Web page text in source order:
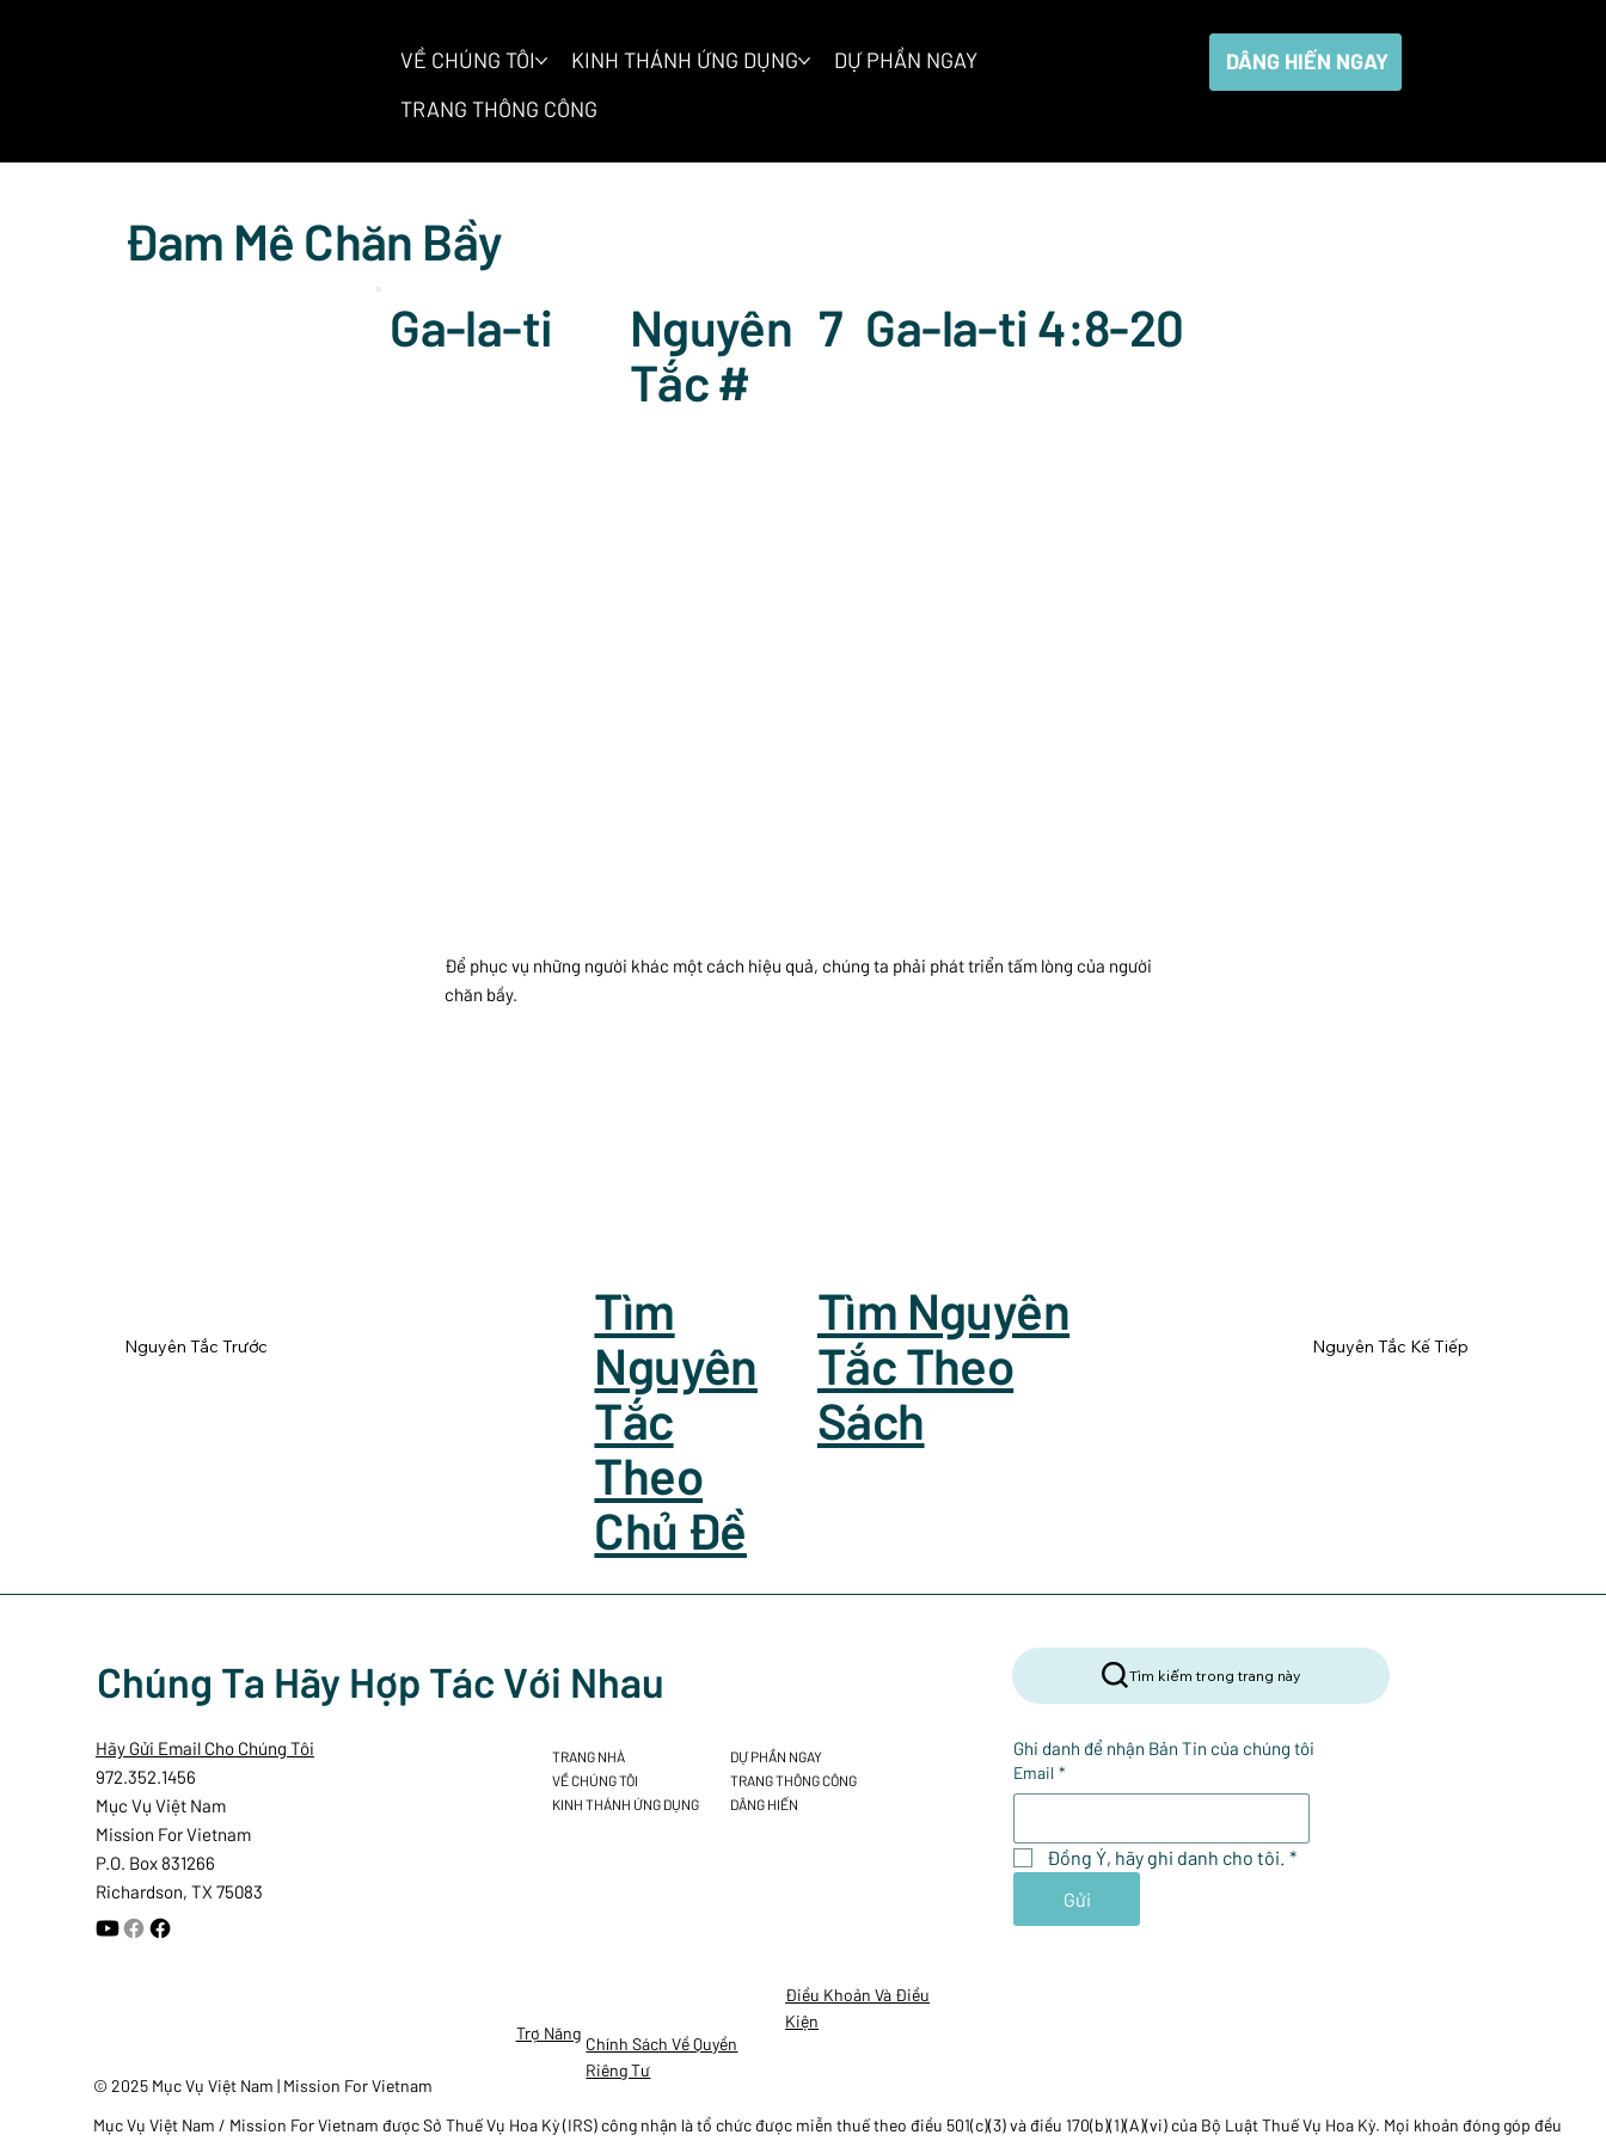
VỀ CHÚNG TÔI KINH THÁNH ỨNG DỤNG
DỰ PHẦN NGAY
TRANG THÔNG CÔNG
DÂNG HIẾN NGAY
Nguyên Tắc Trước
Tìm
Nguyên
Tắc
Theo
Chủ Đề
Tìm Nguyên
Tắc Theo
Sách
Nguyên Tắc Kế Tiếp
Đam Mê Chăn Bầy
Ga-la-ti
Nguyên
Tắc #
7 Ga-la-ti 4:8-20
Để phục vụ những người khác một cách hiệu quả, chúng ta phải phát triển tấm lòng của người
chăn bầy.
Chúng Ta Hãy Hợp Tác Với Nhau
Điều Khoản Và Điều
Kiện
Trợ Năng
Chính Sách Về Quyền
Riêng Tư
© 2025 Mục Vụ Việt Nam | Mission For Vietnam
Mục Vụ Việt Nam / Mission For Vietnam được Sở Thuế Vụ Hoa Kỳ (IRS) công nhận là tổ chức được miễn thuế theo điều 501(c)(3) và điều 170(b)(1)(A)(vi) của Bộ Luật Thuế Vụ Hoa Kỳ. Mọi khoản đóng góp đều
Tìm kiếm trong trang này
Ghi danh để nhận Bản Tin của chúng tôi
Email *
Đồng Ý, hãy ghi danh cho tôi. *
Gửi
Hãy Gửi Email Cho Chúng Tôi
972.352.1456
Mục Vụ Việt Nam
Mission For Vietnam
P.O. Box 831266
Richardson, TX 75083
TRANG NHÀ
VỀ CHÚNG TÔI
KINH THÁNH ỨNG DỤNG
DỰ PHẦN NGAY
TRANG THÔNG CÔNG
DÂNG HIẾN